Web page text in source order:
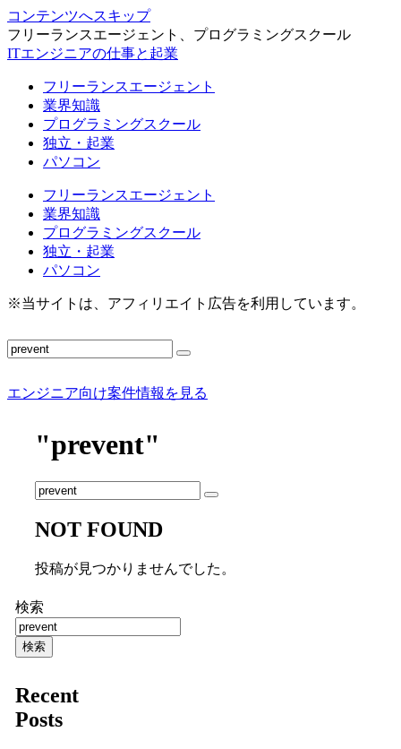
コンテンツへスキップ
フリーランスエージェント、プログラミングスクール
ITエンジニアの仕事と起業
フリーランスエージェント
業界知識
プログラミングスクール
独立・起業
パソコン
フリーランスエージェント
業界知識
プログラミングスクール
独立・起業
パソコン
※当サイトは、アフィリエイト広告を利用しています。
エンジニア向け案件情報を見る
"prevent"
NOT FOUND
投稿が見つかりませんでした。
検索
検索
Recent
Posts